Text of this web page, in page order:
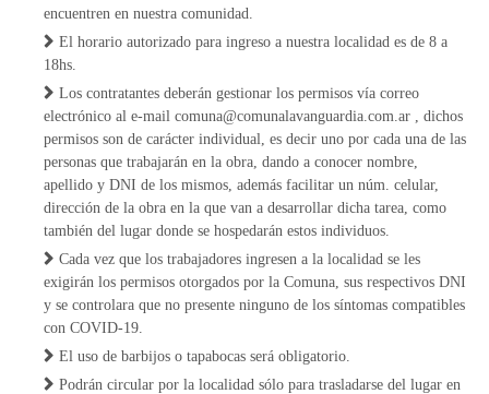
encuentren en nuestra comunidad.
El horario autorizado para ingreso a nuestra localidad es de 8 a
18hs.
Los contratantes deberán gestionar los permisos vía correo
electrónico al e-mail comuna@comunalavanguardia.com.ar , dichos
permisos son de carácter individual, es decir uno por cada una de las
personas que trabajarán en la obra, dando a conocer nombre,
apellido y DNI de los mismos, además facilitar un núm. celular,
dirección de la obra en la que van a desarrollar dicha tarea, como
también del lugar donde se hospedarán estos individuos.
Cada vez que los trabajadores ingresen a la localidad se les
exigirán los permisos otorgados por la Comuna, sus respectivos DNI
y se controlara que no presente ninguno de los síntomas compatibles
con COVID-19.
El uso de barbijos o tapabocas será obligatorio.
Podrán circular por la localidad sólo para trasladarse del lugar en